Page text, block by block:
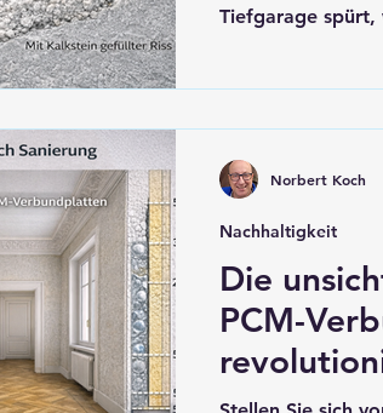
Tiefgarage spürt,
Baupraxis. Die
gegensätzlichen
CO₂-Verwertung.
Die
PCM-
Nachhaltigkeit
Norbert Koch